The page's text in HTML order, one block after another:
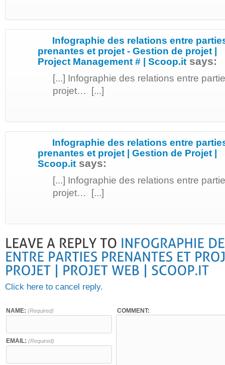
Infographie des relations entre
prenantes et projet - Gestion de projet |
Project Management # | Scoop.it says:
[...] Infographie des relations entre
projet… [...]
Infographie des relations entre
prenantes et projet | Gestion de Projet |
Scoop.it says:
[...] Infographie des relations entre
projet… [...]
Click here to cancel reply.
NAME: (Required)
EMAIL: (Required)
COMMENT: